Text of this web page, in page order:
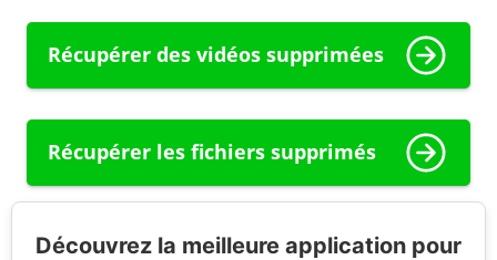
Récupérer des vidéos supprimées
Récupérer les fichiers supprimés
Découvrez la meilleure application pour